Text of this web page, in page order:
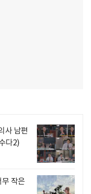
사 남편
다2)
작은